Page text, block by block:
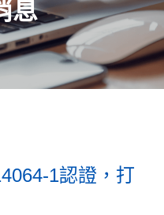
息
1認證，打